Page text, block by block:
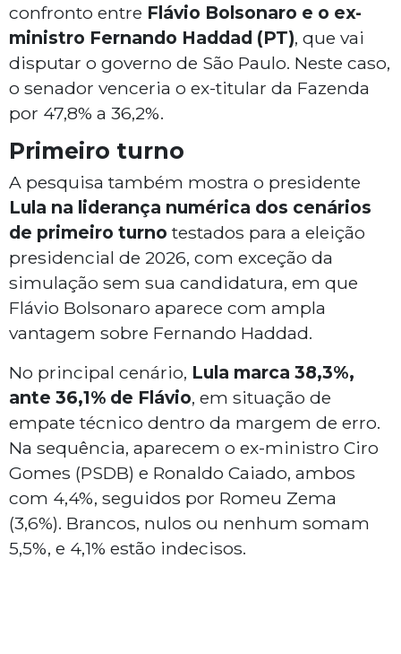
confronto entre Flávio Bolsonaro e o ex-
ministro Fernando Haddad (PT), que vai
disputar o governo de São Paulo. Neste caso,
o senador venceria o ex-titular da Fazenda
por 47,8% a 36,2%.
Primeiro turno
A pesquisa também mostra o presidente
Lula na liderança numérica dos cenários
de primeiro turno testados para a eleição
presidencial de 2026, com exceção da
simulação sem sua candidatura, em que
Flávio Bolsonaro aparece com ampla
vantagem sobre Fernando Haddad.
No principal cenário, Lula marca 38,3%,
ante 36,1% de Flávio, em situação de
empate técnico dentro da margem de erro.
Na sequência, aparecem o ex-ministro Ciro
Gomes (PSDB) e Ronaldo Caiado, ambos
com 4,4%, seguidos por Romeu Zema
(3,6%). Brancos, nulos ou nenhum somam
5,5%, e 4,1% estão indecisos.